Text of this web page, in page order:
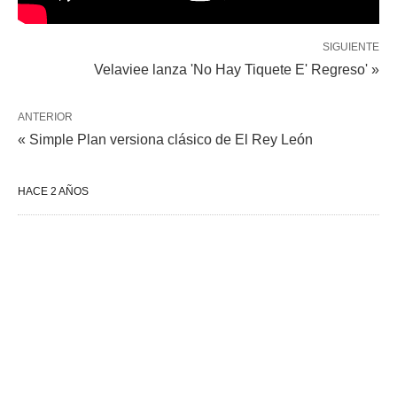
SIGUIENTE
Velaviee lanza 'No Hay Tiquete E' Regreso' »
ANTERIOR
« Simple Plan versiona clásico de El Rey León
HACE 2 AÑOS